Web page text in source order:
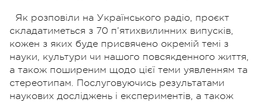
Як розповіли на Українського радіо, проєкт
складатиметься з 70 п’ятихвилинних випусків,
кожен з яких буде присвячено окремій темі з
науки, культури чи нашого повсякденного життя,
а також поширеним щодо цієї теми уявленням та
стереотипам. Послуговуючись результатами
наукових досліджень і експериментів, а також